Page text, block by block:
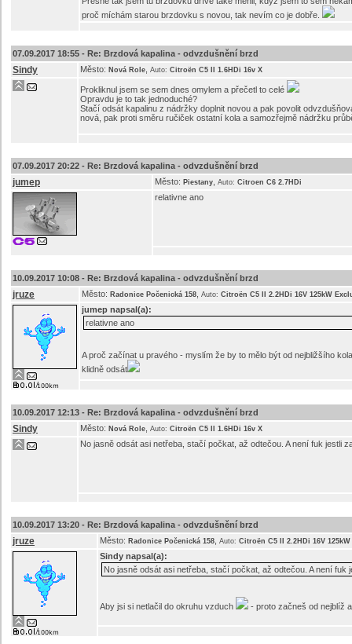
proč míchám starou brzdovku s novou, tak nevím co je dobře.
07.09.2017 18:55 - Re: Brzdová kapalina - odvzdušnění brzd
Sindy Město: Nová Role Auto: Citroën C5 II 1.6HDi 16v X
Prokliknul jsem se sem dnes omylem a přečetl to celé
Opravdu je to tak jednoduché?
Stačí odsát kapalinu z nádržky doplnit novou a pak povolit
nová, pak proti směru ručiček ostatní kola a samozřejmě nádržku
07.09.2017 20:22 - Re: Brzdová kapalina - odvzdušnění brzd
jumep Město: Piestany Auto: Citroen C6 2.7HDi
relativne ano
10.09.2017 10:08 - Re: Brzdová kapalina - odvzdušnění brzd
jruze Město: Radonice Počenická 158 Auto: Citroën C5 II 2.2HDi 16V 125kW
jumep napsal(a):
relativne ano
A proč začínat u pravého - myslím že by to mělo být od nejbližšího
klidně odsát
10.09.2017 12:13 - Re: Brzdová kapalina - odvzdušnění brzd
Sindy Město: Nová Role Auto: Citroën C5 II 1.6HDi 16v X
No jasně odsát asi netřeba, stačí počkat, až odtečou. A není fuk jestli
10.09.2017 13:20 - Re: Brzdová kapalina - odvzdušnění brzd
jruze Město: Radonice Počenická 158 Auto: Citroën C5 II 2.2HDi 16V
Sindy napsal(a):
No jasně odsát asi netřeba, stačí počkat, až odtečou. A není
Aby jsi si netlačil do okruhu vzduch - proto začneš od nejblíž